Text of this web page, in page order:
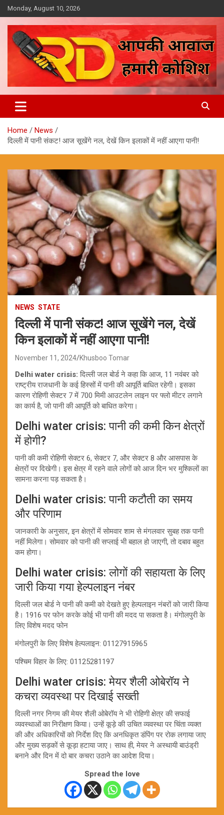
Skip
to
content
Monday, August 10, 2026
Reporter Diaries
Home
News
दिल्ली में पानी संकट! आज सूखेंगे नल, देखें किन इलाकों में नहीं आएगा पानी!
NEWS STATE
दिल्ली में पानी संकट! आज सूखेंगे नल, देखें
किन इलाकों में नहीं आएगा पानी!
November 11, 2024 Khusboo Tomar
Delhi water crisis: दिल्ली जल बोर्ड ने कहा कि आज, 11 नवंबर को
राष्ट्रीय राजधानी के कई हिस्सों में पानी की आपूर्ति बाधित रहेगी। इसका
कारण रोहिणी सेक्टर 7 में 700 मिमी आउटलेन लाइन पर फ्लो मीटर लगाने
का कार्य है, जो पानी की आपूर्ति को बाधित करेगा।
Delhi water crisis: पानी की कमी किन क्षेत्रों
में होगी?
पानी की कमी रोहिणी सेक्टर 6, सेक्टर 7, और सेक्टर 8 और आसपास के
क्षेत्रों पर दिखेगी। इस क्षेत्र में रहने वाले लोगों को आज दिन भर मुश्किलों का
सामना करना पड़ सकता है।
Delhi water crisis: पानी कटौती का समय
और परिणाम
जानकारी के अनुसार, इन क्षेत्रों में सोमवार शाम से मंगलवार सुबह तक पानी
नहीं मिलेगा। सोमवार को पानी की सप्लाई भी बहाल हो जाएगी, तो दबाव बहुत
कम होगा।
Delhi water crisis: लोगों की सहायता के लिए
जारी किया गया हेल्पलाइन नंबर
दिल्ली जल बोर्ड ने पानी की कमी को देखते हुए हेल्पलाइन नंबरों को जारी किया
है। 1916 पर फोन करके कोई भी पानी की मदद पा सकता है। मंगोलपुरी के
लिए विशेष मदद फोन
मंगोलपुरी के लिए विशेष हेल्पलाइन: 01127915965
पश्चिम विहार के लिए: 01125281197
Delhi water crisis: मेयर शैली ओबेरॉय ने
कचरा व्यवस्था पर दिखाई सख्ती
दिल्ली नगर निगम की मेयर शैली ओबेरॉय ने भी रोहिणी क्षेत्र की सफाई
व्यवस्थाओं का निरीक्षण किया। उन्हें कूड़े की उचित व्यवस्था पर चिंता व्यक्त
की और अधिकारियों को निर्देश दिए कि अनधिकृत डंपिंग पर रोक लगाया जाए
और मुख्य सड़कों से कूड़ा हटाया जाए। साथ ही, मेयर ने अस्थायी बाउंड्री
बनाने और दिन में दो बार कचरा उठाने का आदेश दिया।
Spread the love